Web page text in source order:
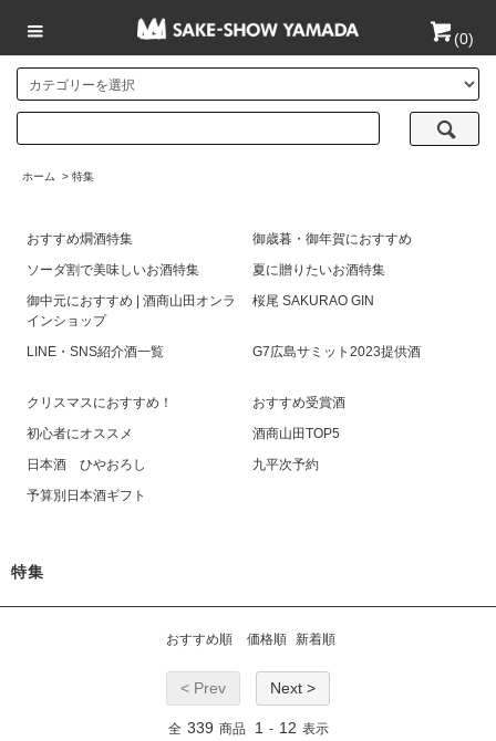
(0)
ホーム > 特集
おすすめ燗酒特集
御歳暮・御年賀におすすめ
ソーダ割で美味しいお酒特集
夏に贈りたいお酒特集
御中元におすすめ | 酒商山田オンラ
インショップ
桜尾 SAKURAO GIN
LINE・SNS紹介酒一覧 G7広島サミット2023提供酒
クリスマスにおすすめ！
おすすめ受賞酒
初心者にオススメ
酒商山田TOP5
日本酒 ひやおろし
九平次予約
予算別日本酒ギフト
特集
おすすめ順 価格順 新着順
< Prev Next >
全 339 商品 1 - 12 表示